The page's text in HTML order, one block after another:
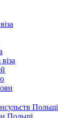
Польщі
Польщі